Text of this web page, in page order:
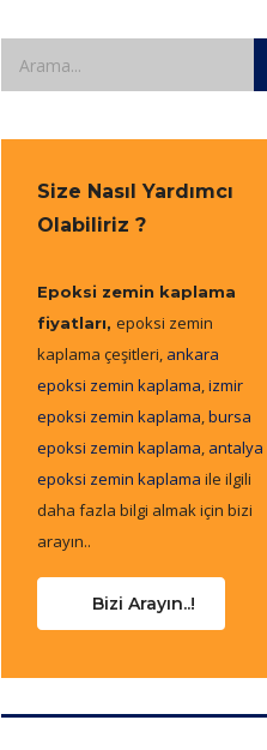
Size Nasıl Yardımcı
Olabiliriz ?
Epoksi zemin kaplama
fiyatları, epoksi zemin
kaplama çeşitleri, ankara
epoksi zemin kaplama,izmir
epoksi zemin kaplama,bursa
epoksi zemin kaplama, antalya
epoksi zemin kaplama ile ilgili
daha fazla bilgi almak için bizi
arayın..
Bizi Arayın..!